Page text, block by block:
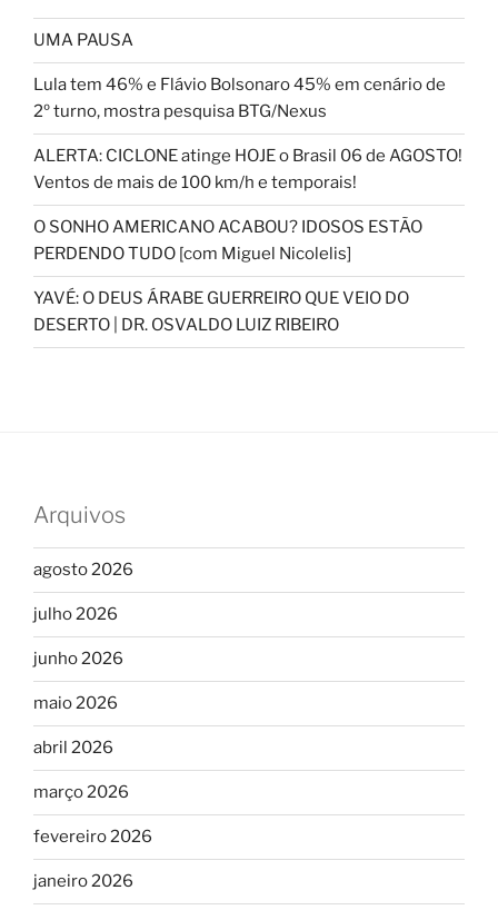
UMA PAUSA
Lula tem 46% e Flávio Bolsonaro 45% em cenário de
2º turno, mostra pesquisa BTG/Nexus
ALERTA: CICLONE atinge HOJE o Brasil 06 de AGOSTO!
Ventos de mais de 100 km/h e temporais!
O SONHO AMERICANO ACABOU? IDOSOS ESTÃO
PERDENDO TUDO [com Miguel Nicolelis]
YAVÉ: O DEUS ÁRABE GUERREIRO QUE VEIO DO
DESERTO | DR. OSVALDO LUIZ RIBEIRO
Arquivos
agosto 2026
julho 2026
junho 2026
maio 2026
abril 2026
março 2026
fevereiro 2026
janeiro 2026